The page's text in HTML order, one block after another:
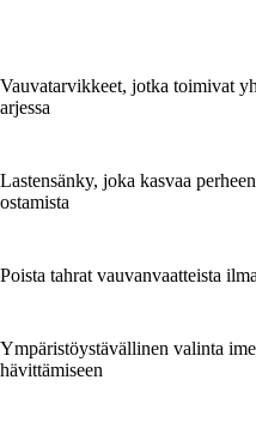
Vauvatarvikkeet, jotka toimivat
arjessa
Lastensänky, joka kasvaa
ostamista
Poista tahrat vauvanvaatteista
Ympäristöystävällinen valinta
hävittämiseen